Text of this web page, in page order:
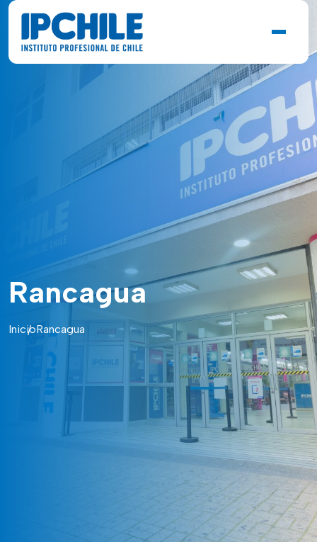
Rancagua
InicioRancagua